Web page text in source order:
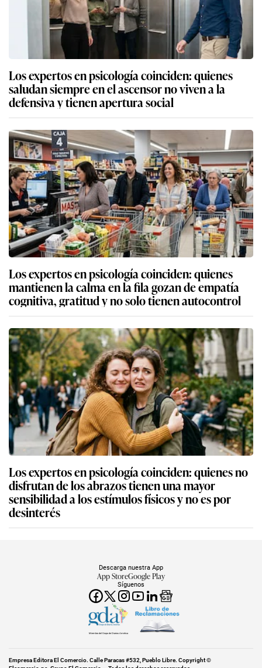
Los expertos en psicología coinciden: quienes
saludan siempre en el ascensor no viven a la
defensiva y tienen apertura social
Los expertos en psicología coinciden: quienes
mantienen la calma en la fila gozan de empatía
cognitiva, gratitud y no solo tienen autocontrol
Los expertos en psicología coinciden: quienes no
disfrutan de los abrazos tienen una mayor
sensibilidad a los estímulos físicos y no es por
desinterés
Síguenos
Descarga nuestra App
App StoreGoogle Play
Miembro del Grupo de Diarios América
Empresa Editora El Comercio. Calle Paracas #532, Pueblo Libre. Copyright ©